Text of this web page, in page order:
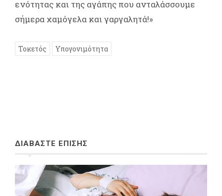
ενότητας και της αγάπης που ανταλάσσουμε
σήμερα χαμόγελα και γαργαλητά!»
Τοκετός Υπογονιμότητα
ΔΙΑΒΑΣΤΕ ΕΠΙΣΗΣ